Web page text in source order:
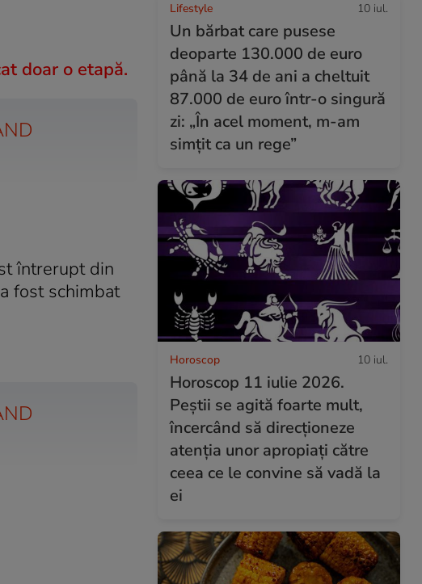
doar o etapă.
întrerupt din
fost schimbat
Lifestyle 10 iul.
Un bărbat care pusese
deoparte 130.000 de euro
până la 34 de ani a cheltuit
87.000 de euro într-o singură
zi: „În acel moment, m-am
simțit ca un rege”
Horoscop 10 iul.
Horoscop 11 iulie 2026.
Peștii se agită foarte mult,
încercând să direcționeze
atenția unor apropiați către
ceea ce le convine să vadă la
ei